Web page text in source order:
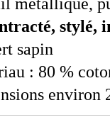
stylé,
sapin
: 80 %
environ